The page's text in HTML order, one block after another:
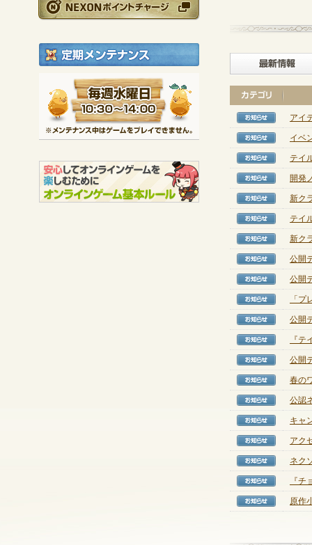
※メンテナンス中は
【お
アイ
【お
イベ
【お
テイ
【お
開発
【お
新ク
【お
テイ
【お
新ク
【お
公開
【お
公開
【お
「
【お
公開
【お
『
【お
公開
【お
春の
【お
公認
【お
キャ
【お
アク
【お
ネク
【お
『
【お
原作